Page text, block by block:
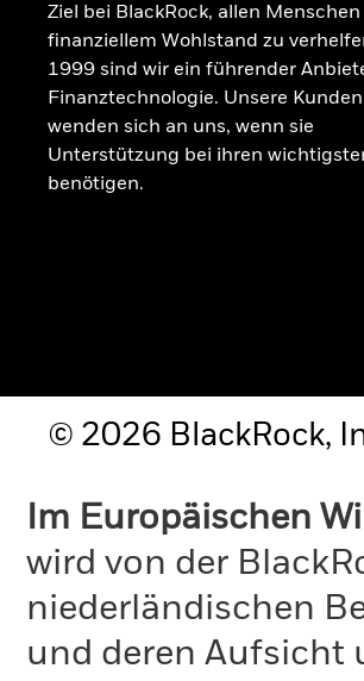
Ziel bei BlackRock, allen Menschen
finanziellem Wohlstand zu
1999 sind wir ein führender
Finanztechnologie. Unsere Kunden
wenden sich an uns, wenn sie
Unterstützung bei ihren
benötigen.
© 2026 BlackRock,
Im Europäischen
wird von der
niederländischen
und deren Aufsicht